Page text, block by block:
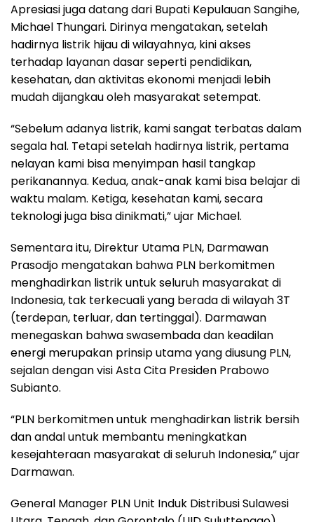
Apresiasi juga datang dari Bupati Kepulauan Sangihe,
Michael Thungari. Dirinya mengatakan, setelah
hadirnya listrik hijau di wilayahnya, kini akses
terhadap layanan dasar seperti pendidikan,
kesehatan, dan aktivitas ekonomi menjadi lebih
mudah dijangkau oleh masyarakat setempat.
“Sebelum adanya listrik, kami sangat terbatas dalam
segala hal. Tetapi setelah hadirnya listrik, pertama
nelayan kami bisa menyimpan hasil tangkap
perikanannya. Kedua, anak-anak kami bisa belajar di
waktu malam. Ketiga, kesehatan kami, secara
teknologi juga bisa dinikmati,” ujar Michael.
Sementara itu, Direktur Utama PLN, Darmawan
Prasodjo mengatakan bahwa PLN berkomitmen
menghadirkan listrik untuk seluruh masyarakat di
Indonesia, tak terkecuali yang berada di wilayah 3T
(terdepan, terluar, dan tertinggal). Darmawan
menegaskan bahwa swasembada dan keadilan
energi merupakan prinsip utama yang diusung PLN,
sejalan dengan visi Asta Cita Presiden Prabowo
Subianto.
“PLN berkomitmen untuk menghadirkan listrik bersih
dan andal untuk membantu meningkatkan
kesejahteraan masyarakat di seluruh Indonesia,” ujar
Darmawan.
General Manager PLN Unit Induk Distribusi Sulawesi